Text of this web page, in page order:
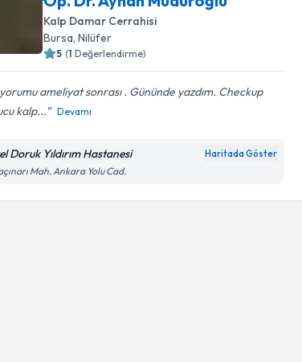
Kalp Damar Cerrahisi
Bursa, Nilüfer
5 (1 Değerlendirme)
ameliyat sonrası . Gününde yazdım. Checkup
kalp...
Devamı
Doruk Yıldırım Hastanesi Haritada Göster
Mah. Ankara Yolu Cad.